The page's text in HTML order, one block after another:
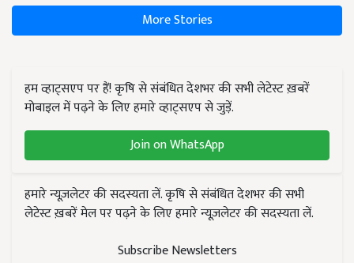
More Stories
हम व्हाट्सएप पर हैं! कृषि से संबंधित देशभर की सभी लेटेस्ट ख़बरें
मोबाइल में पढ़ने के लिए हमारे व्हाट्सएप से जुड़ें.
Join on WhatsApp
हमारे न्यूज़लेटर की सदस्यता लें. कृषि से संबंधित देशभर की सभी
लेटेस्ट ख़बरें मेल पर पढ़ने के लिए हमारे न्यूज़लेटर की सदस्यता लें.
Subscribe Newsletters